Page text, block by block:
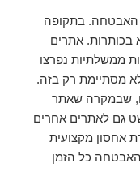
האבטחה. בתקופה
בכותרות. אתרים
ממשלתיות נפרצו
מסתיימת רק בזה.
שבמקרה שאתר
גם לאתרים אחרים
אחסון מקצועית
כל הזמן